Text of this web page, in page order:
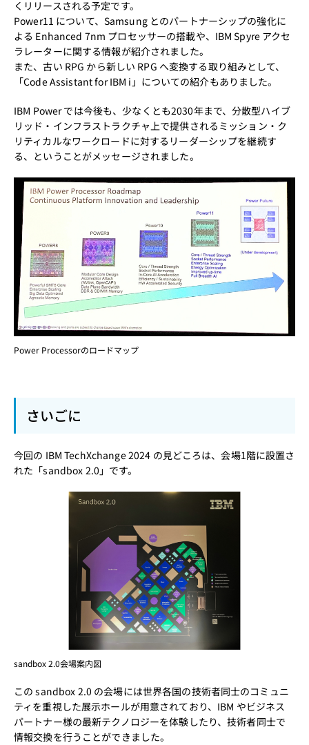
くリリースされる予定です。
Power11 について、Samsung とのパートナーシップの強化に
よる Enhanced 7nm プロセッサーの搭載や、IBM Spyre アクセ
ラレーターに関する情報が紹介されました。
また、古い RPG から新しい RPG へ変換する取り組みとして、
「Code Assistant for IBM i」についての紹介もありました。
IBM Power では今後も、少なくとも2030年まで、分散型ハイブ
リッド・インフラストラクチャ上で提供されるミッション・ク
リティカルなワークロードに対するリーダーシップを継続す
る、ということがメッセージされました。
Power Processorのロードマップ
さいごに
今回の IBM TechXchange 2024 の見どころは、会場1階に設置さ
れた「sandbox 2.0」です。
sandbox 2.0会場案内図
この sandbox 2.0 の会場には世界各国の技術者同士のコミュニ
ティを重視した展示ホールが用意されており、IBM やビジネス
パートナー様の最新テクノロジーを体験したり、技術者同士で
情報交換を行うことができました。